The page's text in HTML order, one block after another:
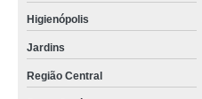
Higienópolis
Jardins
Região Central